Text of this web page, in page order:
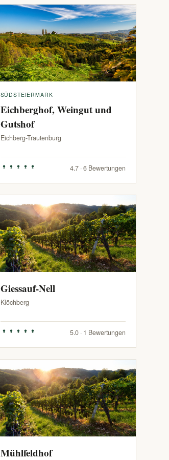
SÜDSTEIERMARK
Eichberghof, Weingut und
Gutshof
Eichberg-Trautenburg
4.7 · 6 Bewertungen
Giessauf-Nell
Klöchberg
5.0 · 1 Bewertungen
Mühlfeldhof